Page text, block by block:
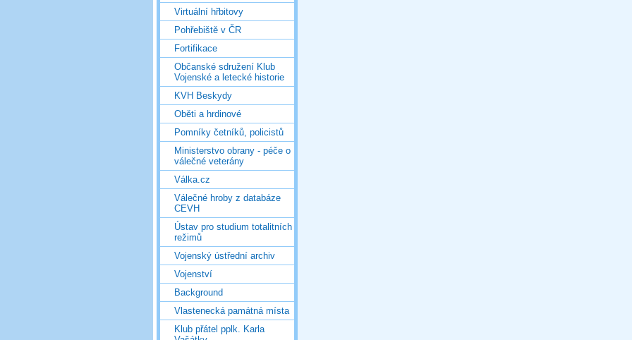
Virtuální hřbitovy
Pohřebiště v ČR
Fortifikace
Občanské sdružení Klub
Vojenské a letecké historie
KVH Beskydy
Oběti a hrdinové
Pomníky četníků, policistů
Ministerstvo obrany - péče o
válečné veterány
Válka.cz
Válečné hroby z databáze
CEVH
Ústav pro studium totalitních
režimů
Vojenský ústřední archiv
Vojenství
Background
Vlastenecká památná místa
Klub přátel pplk. Karla